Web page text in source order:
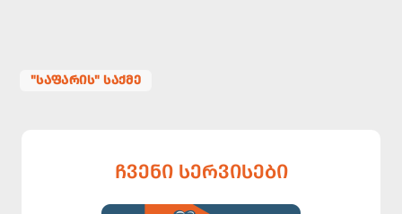
"ᲡᲐᲤᲐᲠᲘᲡ" ᲡᲐᲥᲛᲔ
ᲩᲕᲔᲜᲘ ᲡᲔᲠᲕᲘᲡᲔᲑᲘ